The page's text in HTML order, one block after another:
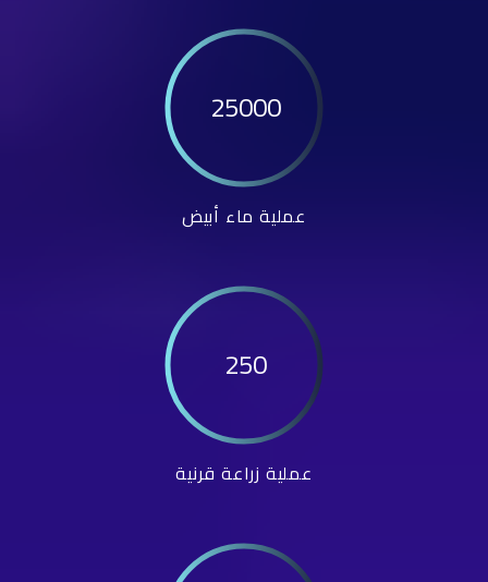
25000
عملية ماء أبيض
250
عملية زراعة قرنية